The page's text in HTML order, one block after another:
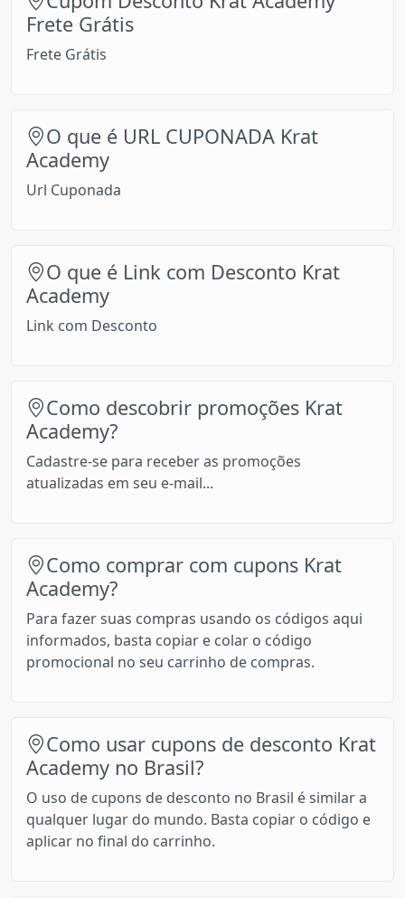
Frete Grátis
Frete Grátis
O que é URL CUPONADA Krat
Academy
Url Cuponada
O que é Link com Desconto Krat
Academy
Link com Desconto
Como descobrir promoções Krat
Academy?
Cadastre-se para receber as promoções
atualizadas em seu e-mail...
Como comprar com cupons Krat
Academy?
Para fazer suas compras usando os códigos aqui
informados, basta copiar e colar o código
promocional no seu carrinho de compras.
Como usar cupons de desconto Krat
Academy no Brasil?
O uso de cupons de desconto no Brasil é similar a
qualquer lugar do mundo. Basta copiar o código e
aplicar no final do carrinho.